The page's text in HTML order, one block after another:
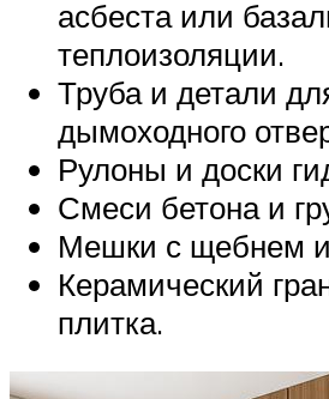
асбеста или
теплоизоляции.
Труба и детали
дымоходного
Рулоны и доски
Смеси бетона и
Мешки с щебнем
Керамический
плитка.